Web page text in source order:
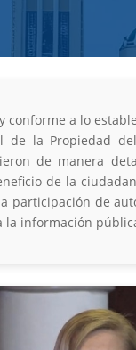
a lo
la Propiedad
de manera
de la
de
la información